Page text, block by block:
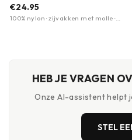
€24.95
100% nylon · zijvakken met molle ·
HEB JE VRAGEN
Onze AI-assistent helpt
STEL